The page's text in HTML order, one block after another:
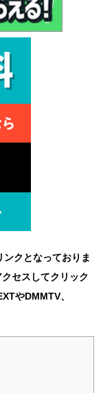
ンクとなっておりま
セスしてクリック
やDMMTV、